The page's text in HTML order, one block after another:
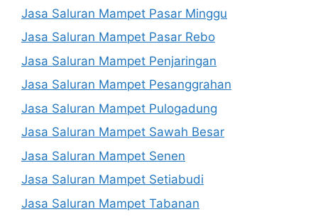
Jasa Saluran Mampet Pasar Minggu
Jasa Saluran Mampet Pasar Rebo
Jasa Saluran Mampet Penjaringan
Jasa Saluran Mampet Pesanggrahan
Jasa Saluran Mampet Pulogadung
Jasa Saluran Mampet Sawah Besar
Jasa Saluran Mampet Senen
Jasa Saluran Mampet Setiabudi
Jasa Saluran Mampet Tabanan